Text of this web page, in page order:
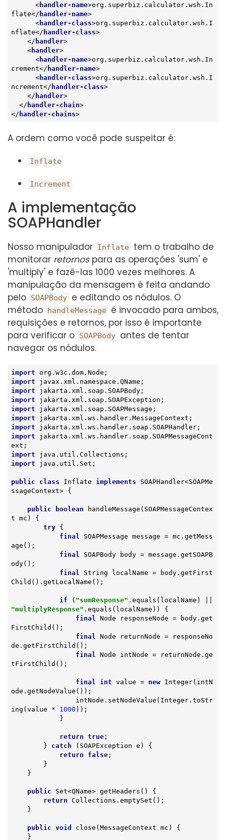
<handler-name>org.superbiz.calculator.wsh.In
flate</ handler-name>
<handler-class>org.superbiz.calculator.wsh.I
nflate</ handler-class>
</ handler>
<handler>
<handler-name>org.superbiz.calculator.wsh.In
crement</ handler-name>
<handler-class>org.superbiz.calculator.wsh.I
ncrement</ handler-class>
</ handler>
</ handler-chain>
</ handler-chains>
A ordem como você pode suspeitar é:
Inflate
Increment
A implementação
SOAPHandler
Nosso manipulador Inflate tem o trabalho de
monitorar retornospara as operações 'sum' e
'multiply' e fazê-las 1000 vezes melhores. A
manipulação da mensagem é feita andando
pelo SOAPBody e editando os nódulos. O
método handleMessage é invocado para ambos,
requisições e retornos, por isso é importante
para verificar o SOAPBody antes de tentar
navegar os nódulos.
import
import
import
import
import
import
import
import jakarta.xml.ws.handler.soap.SOAPMessageCont
import
import java.util.Set;
public class Inflate implements SOAPHandler<SOAPMe
ssageContext> {
public boolean handleMessage (SOAPMessageContex
t mc)
{
try {
final
SOAPMessage message = mc.getMess
age();
final
SOAPBody body = message.getSOAPB
ody();
final
String localName = body.getFirst
Child().getLocalName();
if ( "sumResponse"
"multiplyResponse" .equals(localName)) {
final
Node responseNode = body.get
FirstChild();
final
Node returnNode = responseNo
de.getFirstChild();
final
Node intNode = returnNode.ge
tFirstChild();
final int value = new Integer(intN
ode.getNodeValue());
ing(value * 1000 ));
return true;
        }
catch (SOAPException e) {
return
false;
public Set<QName> getHeaders ()
{
return Collections.emptySet();
public void close (MessageContext mc)
{